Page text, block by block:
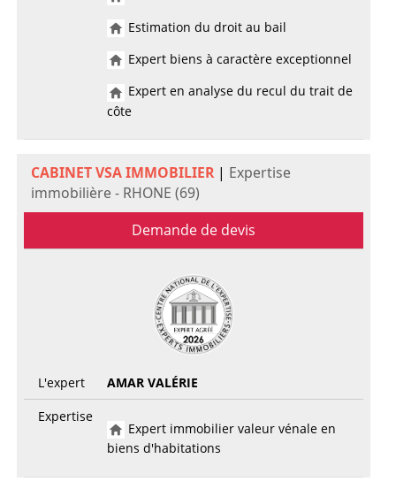
Estimation du droit au bail
Expert biens à caractère exceptionnel
Expert en analyse du recul du trait de
côte
CABINET VSA IMMOBILIER| Expertise
immobilière - RHONE (69)
Demande de devis
L'expert
AMAR VALÉRIE
Expertise
Expert immobilier valeur vénale en
biens d'habitations